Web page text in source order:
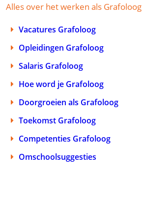
Alles over het werken als Grafoloog
Vacatures Grafoloog
Opleidingen Grafoloog
Salaris Grafoloog
Hoe word je Grafoloog
Doorgroeien als Grafoloog
Toekomst Grafoloog
Competenties Grafoloog
Omschoolsuggesties